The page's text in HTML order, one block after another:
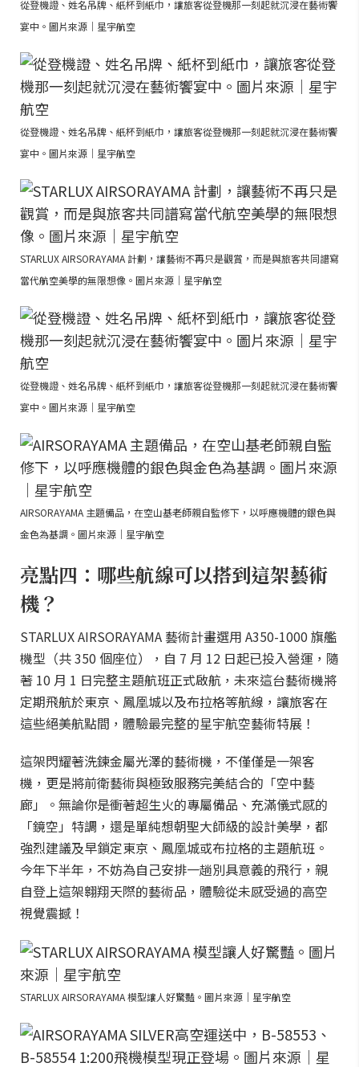
從登機證、姓名吊牌、紙杯到紙巾，讓旅客從登機那一刻起就沉浸在藝術饗
宴中。圖片來源｜星宇航空
從登機證、姓名吊牌、紙杯到紙巾，讓旅客從登機那一刻起就沉浸在藝術饗
宴中。圖片來源｜星宇航空
STARLUX AIRSORAYAMA 計劃，讓藝術不再只是觀賞，而是與旅客共同譜寫
當代航空美學的無限想像。圖片來源｜星宇航空
從登機證、姓名吊牌、紙杯到紙巾，讓旅客從登機那一刻起就沉浸在藝術饗
宴中。圖片來源｜星宇航空
AIRSORAYAMA 主題備品，在空山基老師親自監修下，以呼應機體的銀色與
金色為基調。圖片來源｜星宇航空
亮點四：哪些航線可以搭到這架藝術
機？
STARLUX AIRSORAYAMA 藝術計畫選用 A350-1000 旗艦
機型（共 350 個座位），自 7 月 12 日起已投入營運，隨
著 10 月 1 日完整主題航班正式啟航，未來這台藝術機將
定期飛航於東京、鳳凰城以及布拉格等航線，讓旅客在
這些絕美航點間，體驗最完整的星宇航空藝術特展！
這架閃耀著洗鍊金屬光澤的藝術機，不僅僅是一架客
機，更是將前衛藝術與極致服務完美結合的「空中藝
廊」。無論你是衝著超生火的專屬備品、充滿儀式感的
「鏡空」特調，還是單純想朝聖大師級的設計美學，都
強烈建議及早鎖定東京、鳳凰城或布拉格的主題航班。
今年下半年，不妨為自己安排一趟別具意義的飛行，親
自登上這架翱翔天際的藝術品，體驗從未感受過的高空
視覺震撼！
STARLUX AIRSORAYAMA 模型讓人好驚豔。圖片來源｜星宇航空